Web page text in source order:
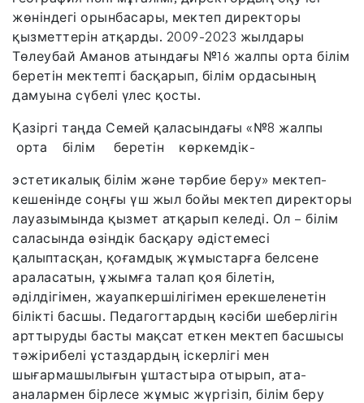
жөніндегі орынбасары, мектеп директоры
қызметтерін атқарды. 2009-2023 жылдары
Төлеубай Аманов атындағы №16 жалпы орта білім
беретін мектепті басқарып, білім ордасының
дамуына сүбелі үлес қосты.
Қазіргі таңда Семей қаласындағы «№8 жалпы
орта білім беретін көркемдік-
эстетикалық білім және тәрбие беру» мектеп-
кешенінде соңғы үш жыл бойы мектеп директоры
лауазымында қызмет атқарып келеді. Ол – білім
саласында өзіндік басқару әдістемесі
қалыптасқан, қоғамдық жұмыстарға белсене
араласатын, ұжымға талап қоя білетін,
әділдігімен, жауапкершілігімен ерекшеленетін
білікті басшы. Педагогтардың кәсіби шеберлігін
арттыруды басты мақсат еткен мектеп басшысы
тәжірибелі ұстаздардың іскерлігі мен
шығармашылығын ұштастыра отырып, ата-
аналармен бірлесе жұмыс жүргізіп, білім беру